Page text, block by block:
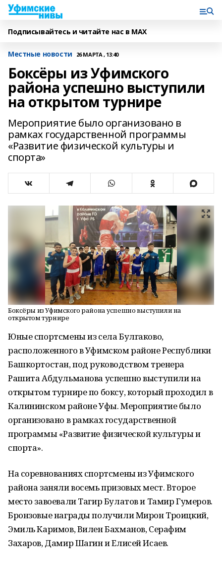
Подписывайтесь и читайте нас в MAX
Местные новости 26 МАРТА , 13:40
Боксёры из Уфимского
района успешно выступили
на открытом турнире
Мероприятие было организовано в
рамках государственной программы
«Развитие физической культуры и
спорта»
Боксёры из Уфимского района успешно выступили на
открытом турнире
Юные спортсмены из села Булгаково,
расположенного в Уфимском районе Республики
Башкортостан, под руководством тренера
Рашита Абдульманова успешно выступили на
открытом турнире по боксу, который проходил в
Калининском районе Уфы. Мероприятие было
организовано в рамках государственной
программы «Развитие физической культуры и
спорта».
На соревнованиях спортсмены из Уфимского
района заняли восемь призовых мест. Второе
место завоевали Тагир Булатов и Тамир Гумеров.
Бронзовые награды получили Мирон Троицкий,
Эмиль Каримов, Вилен Бахманов, Серафим
Захаров, Дамир Шагин и Елисей Исаев.